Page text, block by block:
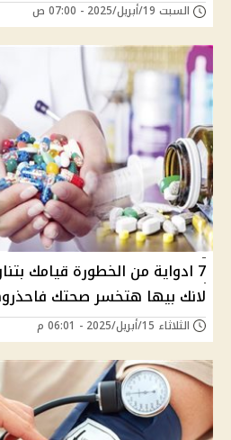
السبت 19/أبريل/2025 - 07:00 ص
7 ادواية من الخطورة قيامك
لانك بيها هتخسر صحتك
الثلاثاء 15/أبريل/2025 - 06:01 م